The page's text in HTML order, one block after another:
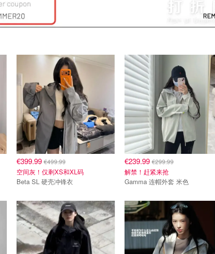
€399.99€499.99
空间灰！仅剩XS和XL码
Beta SL 硬壳冲锋衣
€239.99 €299.99
解禁！赶紧来抢
Gamma 连帽外套 米色